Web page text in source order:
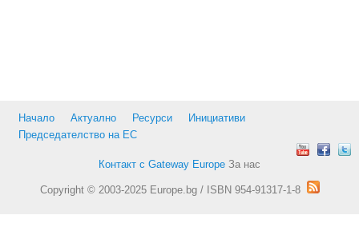
Начало Актуално Ресурси
Инициативи
Председателство на ЕС
Контакт с Gateway Europe За нас
Copyright © 2003-2025 Europe.bg / ISBN 954-91317-1-8